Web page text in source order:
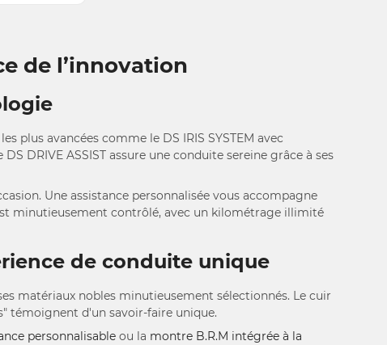
de l’innovation
plus avancées comme le DS IRIS SYSTEM avec
DRIVE ASSIST assure une conduite sereine grâce à ses
Une assistance personnalisée vous accompagne
minutieusement contrôlé, avec un kilométrage illimité
de conduite unique
matériaux nobles minutieusement sélectionnés. Le cuir
témoignent d'un savoir-faire unique.
personnalisable ou la montre B.R.M intégrée à la